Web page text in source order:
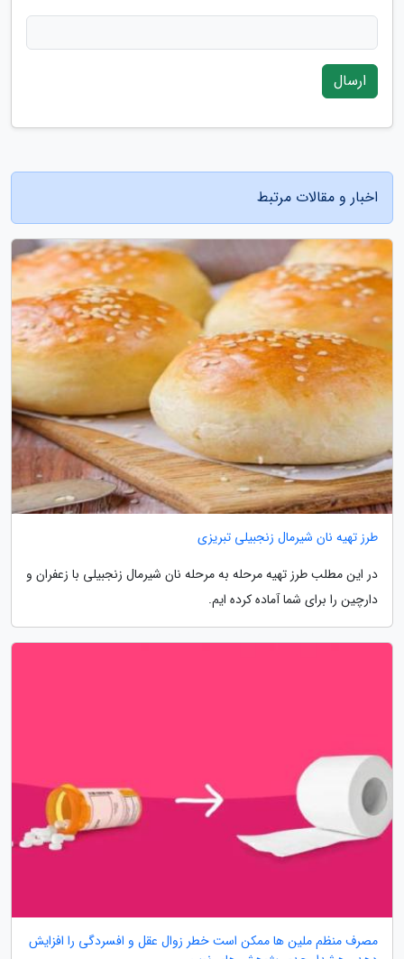
ارسال
اخبار و مقالات مرتبط
طرز تهیه نان شیرمال زنجبیلی تبریزی
در این مطلب طرز تهیه مرحله به مرحله نان شیرمال زنجبیلی با زعفران و
دارچین را برای شما آماده کرده ایم.
مصرف منظم ملین ها ممکن است خطر زوال عقل و افسردگی را افزایش